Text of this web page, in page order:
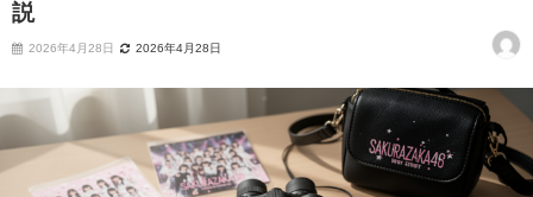
説
2026年4月28日 2026年4月28日